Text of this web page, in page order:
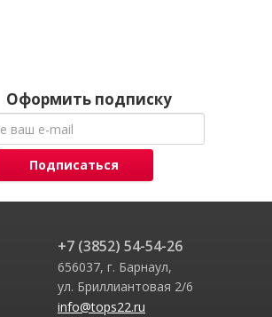
Оформить подписку
Подписаться
+7 (3852) 54-54-26
656037, г. Барнаул,
ул. Бриллиантовая 2/6
info@tops22.ru